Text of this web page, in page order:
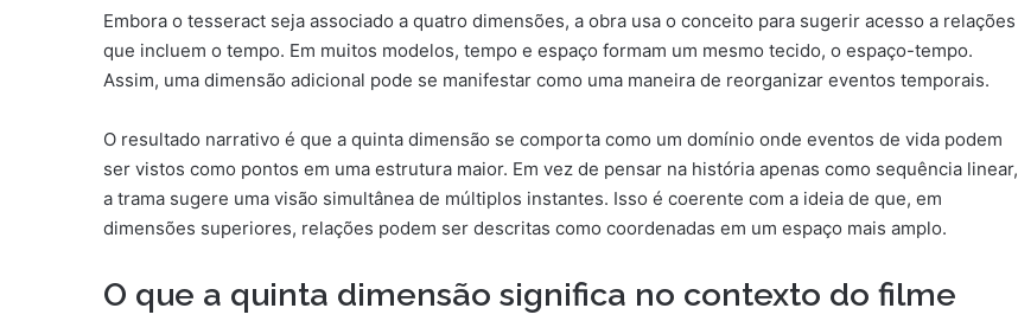
Embora o tesseract seja associado a quatro dimensões, a obra usa o conceito para sugerir acesso a relações
que incluem o tempo. Em muitos modelos, tempo e espaço formam um mesmo tecido, o espaço-tempo.
Assim, uma dimensão adicional pode se manifestar como uma maneira de reorganizar eventos temporais.
O resultado narrativo é que a quinta dimensão se comporta como um domínio onde eventos de vida podem
ser vistos como pontos em uma estrutura maior. Em vez de pensar na história apenas como sequência linear,
a trama sugere uma visão simultânea de múltiplos instantes. Isso é coerente com a ideia de que, em
dimensões superiores, relações podem ser descritas como coordenadas em um espaço mais amplo.
O que a quinta dimensão significa no contexto do filme